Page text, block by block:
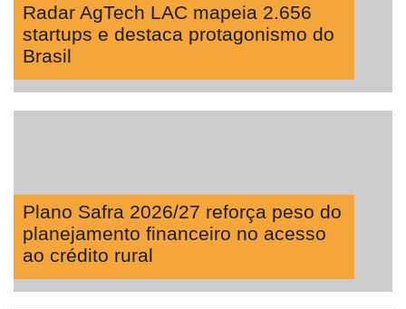
Radar AgTech LAC mapeia 2.656
startups e destaca protagonismo do
Brasil
Plano Safra 2026/27 reforça peso do
planejamento financeiro no acesso
ao crédito rural